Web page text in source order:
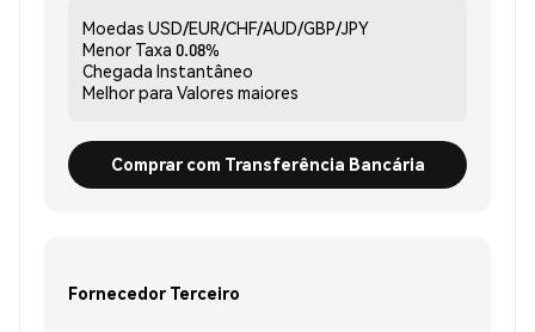
Moedas USD/EUR/CHF/AUD/GBP/JPY
Menor Taxa 0.08%
Chegada Instantâneo
Melhor para Valores maiores
Comprar com Transferência Bancária
Fornecedor Terceiro